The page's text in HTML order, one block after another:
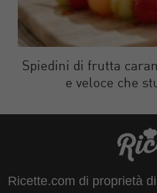
Spiedini di frutta
e veloce che
Ricette.com di proprietà